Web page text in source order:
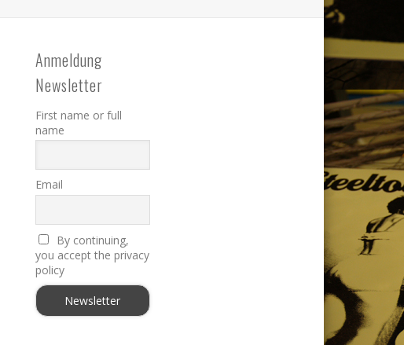
Anmeldung
Newsletter
First name or full
name
Email
By continuing,
you accept the privacy
policy